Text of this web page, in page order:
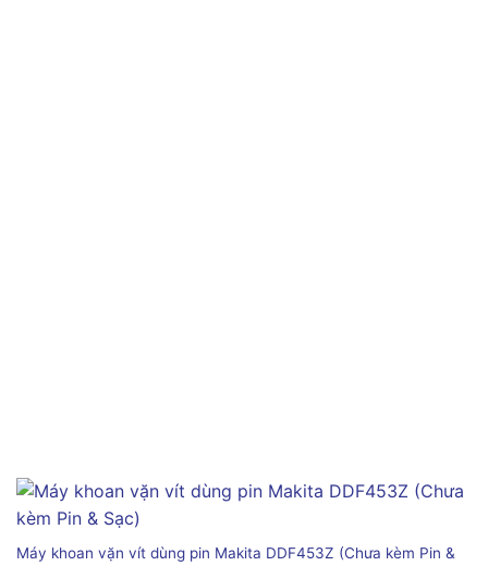
Máy khoan vặn vít dùng pin Makita DDF453Z (Chưa kèm Pin &